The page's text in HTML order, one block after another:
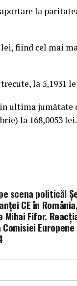
la
fiind cel mai
la 5,1931
ultima jumătate
la 168,0053
scena politică!
CE în România,
Mihai Fifor.
Europene